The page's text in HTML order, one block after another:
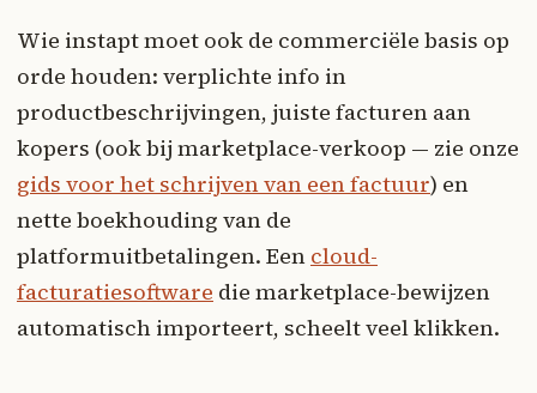
Wie instapt moet ook de commerciële basis op
orde houden: verplichte info in
productbeschrijvingen, juiste facturen aan
kopers (ook bij marketplace-verkoop — zie onze
gids voor het schrijven van een factuur) en
nette boekhouding van de
platformuitbetalingen. Een cloud-
facturatiesoftware die marketplace-bewijzen
automatisch importeert, scheelt veel klikken.